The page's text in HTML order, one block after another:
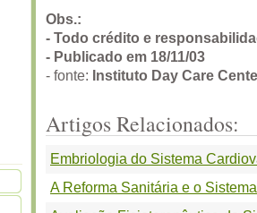
Obs.:
- Todo crédito e
- Publicado em 18/11/03
- fonte: Instituto Day Care
Artigos Relacionados:
Embriologia do Sistema
A Reforma Sanitária e o